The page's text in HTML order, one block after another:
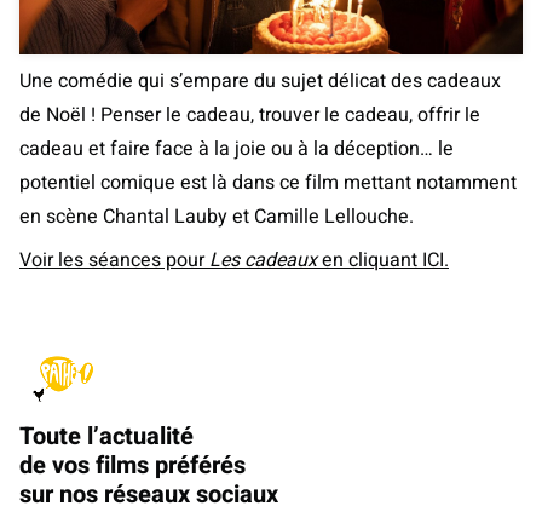
Une comédie qui s’empare du sujet délicat des cadeaux
de Noël ! Penser le cadeau, trouver le cadeau, offrir le
cadeau et faire face à la joie ou à la déception… le
potentiel comique est là dans ce film mettant notamment
en scène Chantal Lauby et Camille Lellouche.
Voir les séances pourLes cadeauxen cliquant ICI.
Toute l’actualité
de vos films préférés
sur nos réseaux sociaux